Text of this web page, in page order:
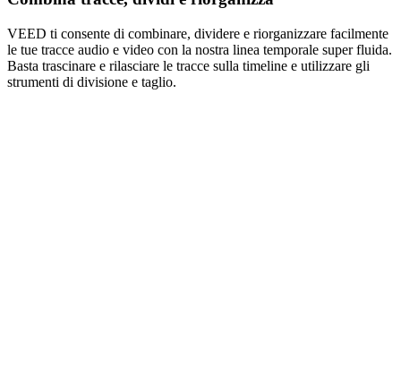
VEED ti consente di combinare, dividere e riorganizzare facilmente
le tue tracce audio e video con la nostra linea temporale super fluida.
Basta trascinare e rilasciare le tracce sulla timeline e utilizzare gli
strumenti di divisione e taglio.